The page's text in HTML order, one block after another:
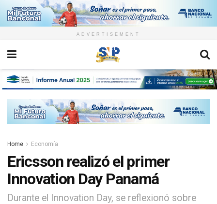
ADVERTISEMENT
Home Economía
Ericsson realizó el primer
Innovation Day Panamá
Durante el Innovation Day, se reflexionó sobre